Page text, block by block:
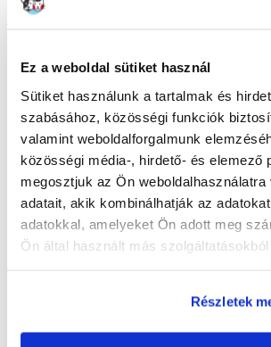
Ez a weboldal sütiket használ
Sütiket használunk a tartalmak és
szabásához, közösségi funkciók
valamint weboldalforgalmunk
közösségi média-, hirdető- és elemező
megosztjuk az Ön weboldalhasználatra
adatait, akik kombinálhatják az
adatokkal, amelyeket Ön adott meg
Ön által használt más szolgáltatásokból
Részletek
Összetétel:
Szárított baromfifehérje, kukorica, növényi rost,
kukoricaglutén, állati fehérje hidrolizátum,
cikóriapép, halolaj, psylliumhéj és magvak (0,5%),
kivonat (luteinforrás).
Étrend-kiegészítők: A-vitamin: 25500 UI, D3-
32 mg, jód (3b201, 3b202): 3,2 mg, réz (3b405,